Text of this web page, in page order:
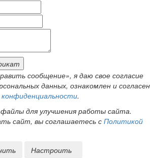
сообщение», я даю свое согласие
данных, ознакомлен и согласен
.
для улучшения работы сайта.
сайт, вы соглашаетесь с Политикой
Настроить